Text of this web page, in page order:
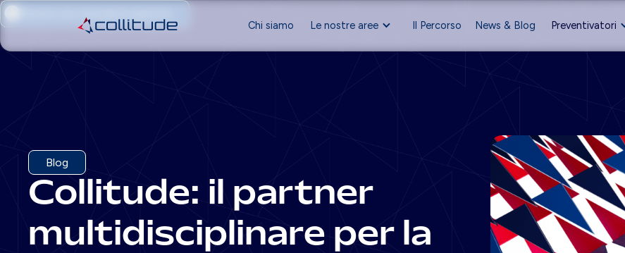
Chi siamo
Le nostre aree Il Percorso News & Blog Preventivatori
Blog
Collitude: il partner
multidisciplinare per la